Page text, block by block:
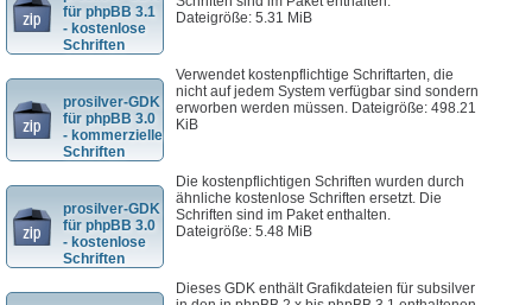
für phpBB 3.1
- kostenlose
Schriften
Dateigröße: 5.31 MiB
prosilver-GDK
für phpBB 3.0
- kommerzielle
Schriften
Verwendet kostenpflichtige Schriftarten, die
nicht auf jedem System verfügbar sind sondern
erworben werden müssen. Dateigröße: 498.21
KiB
prosilver-GDK
für phpBB 3.0
- kostenlose
Schriften
Die kostenpflichtigen Schriften wurden durch
ähnliche kostenlose Schriften ersetzt. Die
Schriften sind im Paket enthalten.
Dateigröße: 5.48 MiB
Dieses GDK enthält Grafikdateien für subsilver